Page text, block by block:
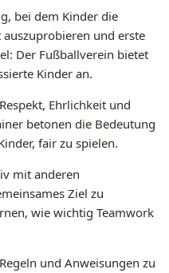
bei dem Kinder die
und erste
Der Fußballverein bietet
Kinder an.
Ehrlichkeit und
betonen die Bedeutung
fair zu spielen.
mit anderen
Ziel zu
wie wichtig Teamwork
und Anweisungen zu